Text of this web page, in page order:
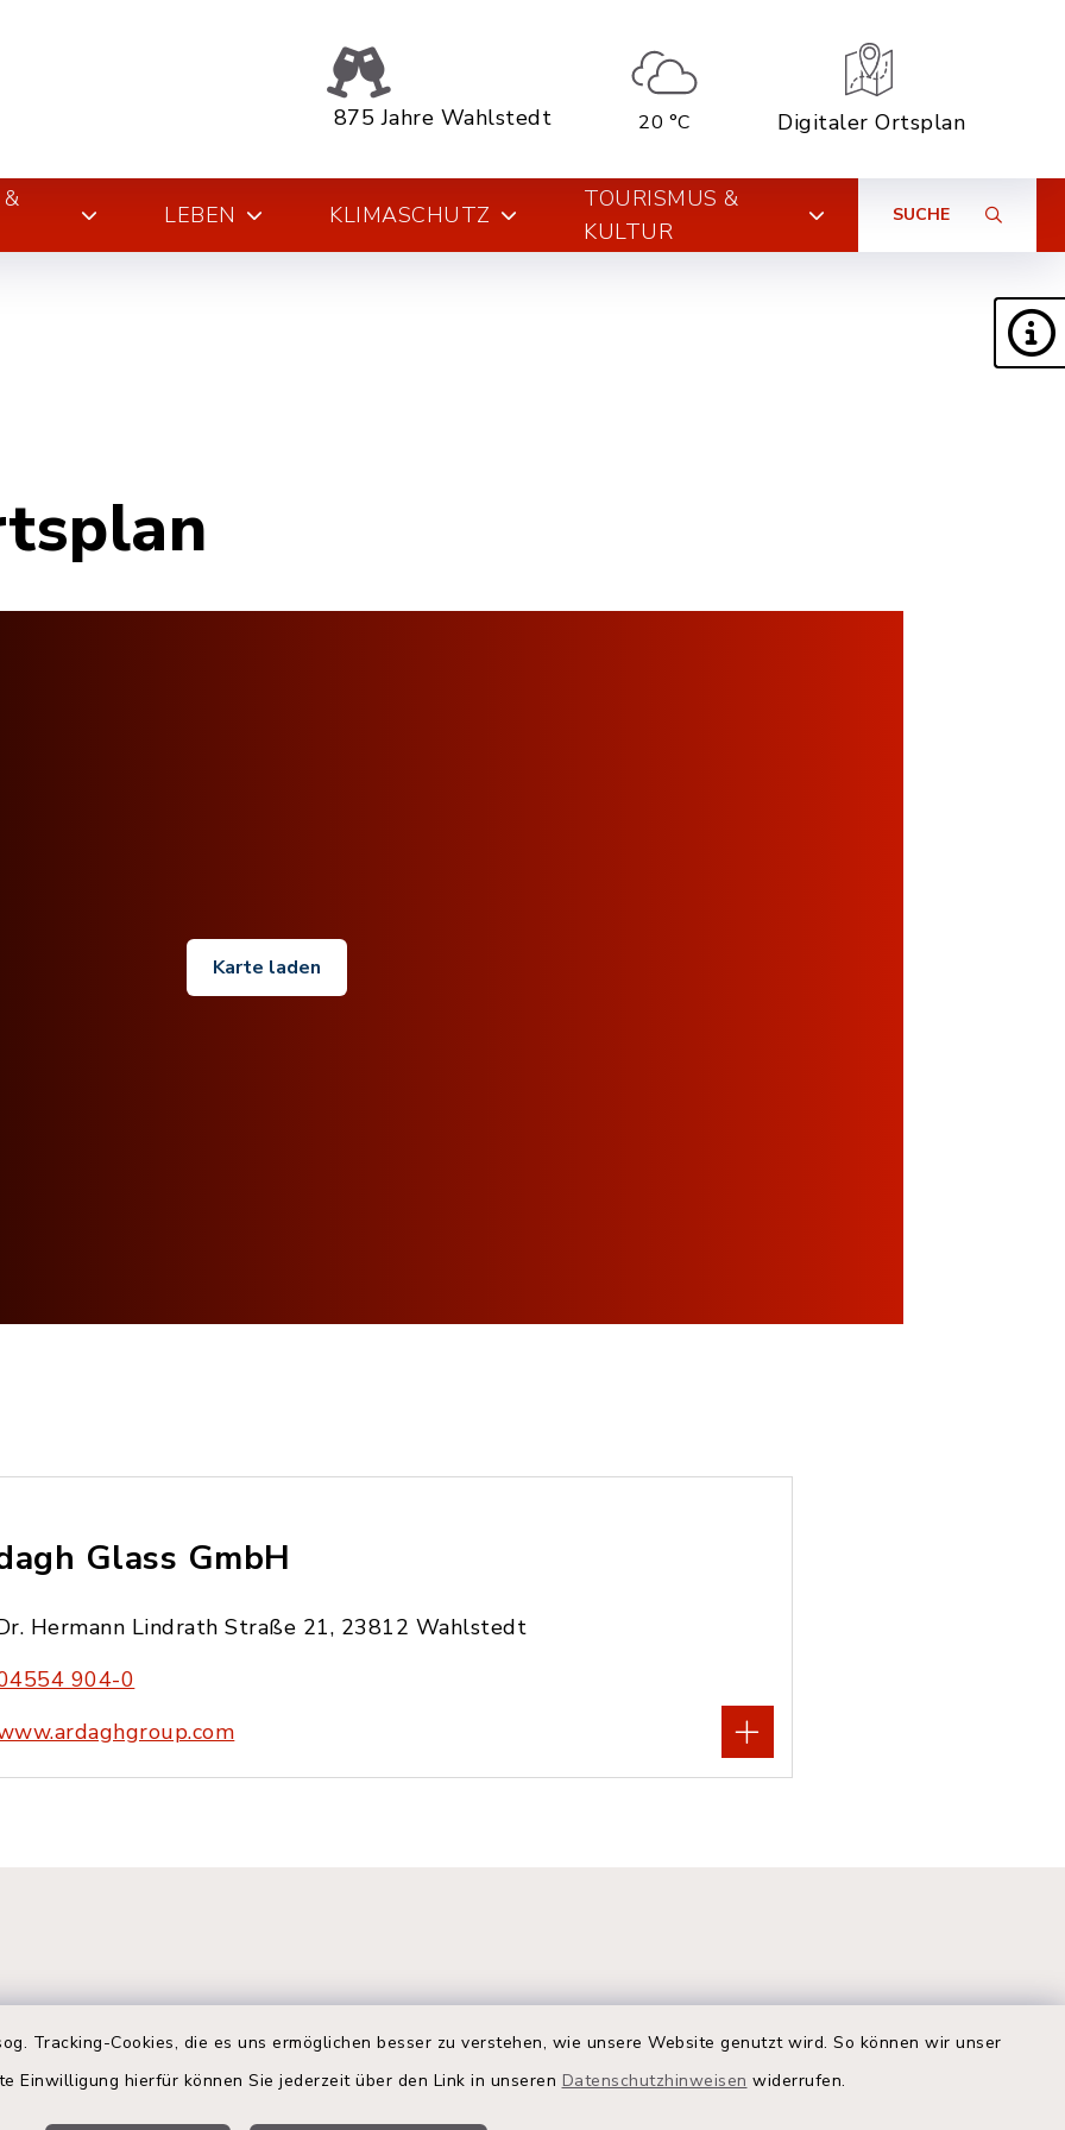
Tracking-Cookies, die es uns ermöglichen besser zu verstehen, wie unsere Website genutzt wird. So können wir unser
Einwilligung hierfür können Sie jederzeit über den Link in unseren Datenschutzhinweisen widerrufen.
875 Jahre Wahlstedt 20 °C Digitaler Ortsplan
LEBEN KLIMASCHUTZ
TOURISMUS &
KULTUR
SUCHE
Karte laden
Glass GmbH
Hermann Lindrath Straße 21, 23812 Wahlstedt
904-0